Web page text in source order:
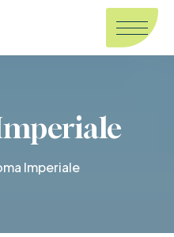
Imperiale